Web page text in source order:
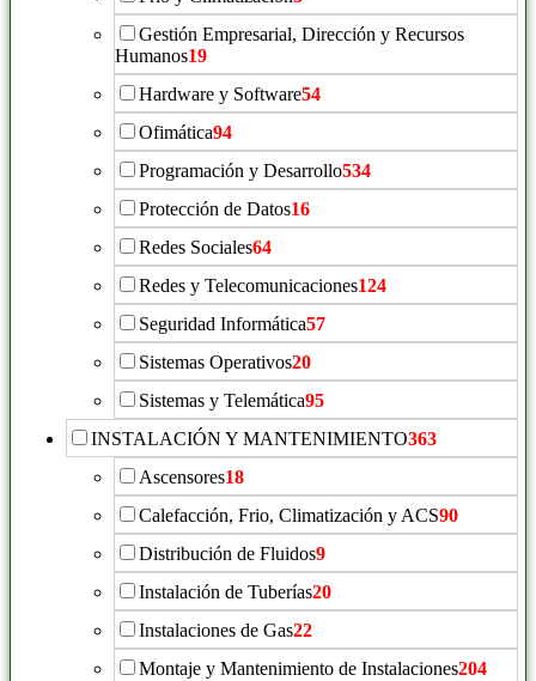
Gestión Empresarial, Dirección y Recursos
Humanos19
Hardware y Software54
Ofimática94
Programación y Desarrollo534
Protección de Datos16
Redes Sociales64
Redes y Telecomunicaciones124
Seguridad Informática57
Sistemas Operativos20
Sistemas y Telemática95
INSTALACIÓN Y MANTENIMIENTO363
Ascensores18
Calefacción, Frio, Climatización y ACS90
Distribución de Fluidos9
Instalación de Tuberías20
Instalaciones de Gas22
Montaje y Mantenimiento de Instalaciones204